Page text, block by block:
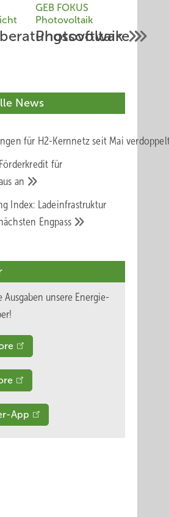
GEB FOKUS
Photovoltaik
Photovoltaik
News
für H2-Kernnetz seit Mai
für
an
Index: Ladeinfrastruktur
Engpass
Ausgaben unsere Energie-
App